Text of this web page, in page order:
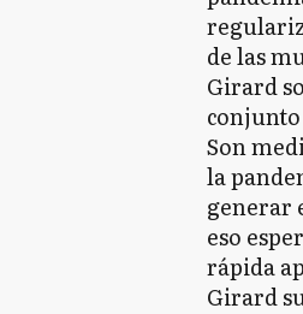
de las
Girard
Son
la
generar
eso
rápida
Girard